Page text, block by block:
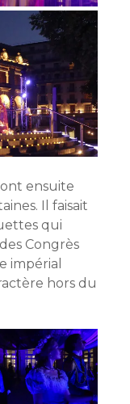
ensuite
Il faisait
qui
Congrès
impérial
hors du